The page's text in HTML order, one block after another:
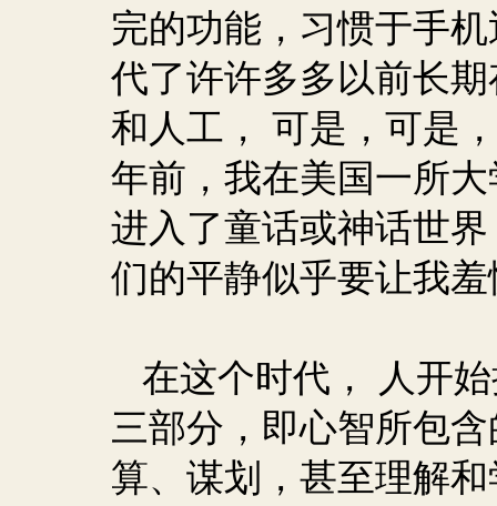
完的功能，习惯于手
代了许许多多以前长
和人工， 可是，可是
年前，我在美国一所大
进入了童话或神话世
们的平静似乎要让我
在这个时代， 人开
三部分，即心智所包
算、谋划，甚至理解